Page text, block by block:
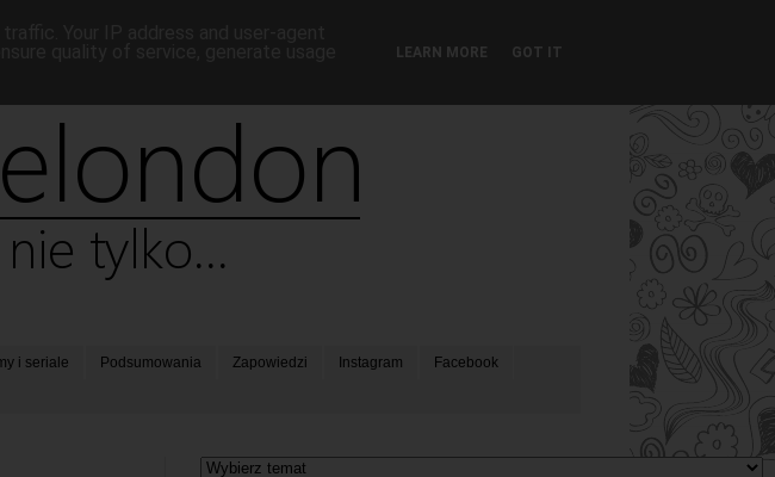
i seriale Podsumowania Zapowiedzi Instagram Facebook
LEARN MORE GOT IT